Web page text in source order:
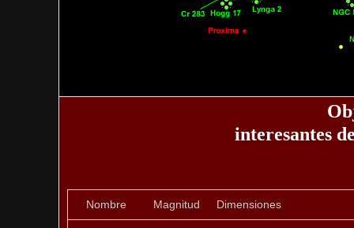
interesantes
Nombre Magnitud Dimensiones